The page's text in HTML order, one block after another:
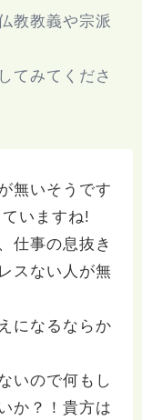
教教義や宗派
てみてくださ
無いそうです
いますね!
仕事の息抜き
スない人が無
になるならか
いので何もし
か？！貴方は